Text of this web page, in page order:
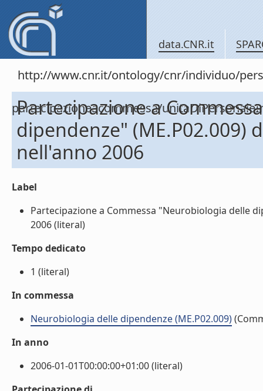
data.CNR.it
http://www.cnr.it/ontology/cnr/individuo/
partecipazioneacommessa/
Partecipazione a
dipendenze" (ME.P02.009)
nell'anno 2006
Label
Partecipazione a Commessa "Neurobiologia delle
2006 (literal)
Tempo dedicato
1 (literal)
In commessa
Neurobiologia delle dipendenze (ME.P02.009)
In anno
2006-01-01T00:00:00+01:00 (literal)